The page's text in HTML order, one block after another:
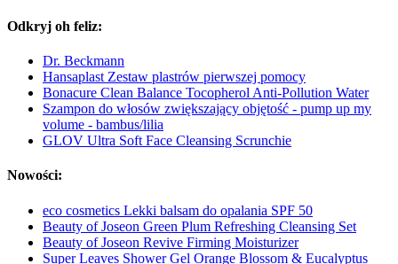
Odkryj oh feliz:
Dr. Beckmann
Hansaplast Zestaw plastrów pierwszej pomocy
Bonacure Clean Balance Tocopherol Anti-Pollution Water
Szampon do włosów zwiększający objętość - pump up my
volume - bambus/lilia
GLOV Ultra Soft Face Cleansing Scrunchie
Nowości:
eco cosmetics Lekki balsam do opalania SPF 50
Beauty of Joseon Green Plum Refreshing Cleansing Set
Beauty of Joseon Revive Firming Moisturizer
Super Leaves Shower Gel Orange Blossom & Eucalyptus